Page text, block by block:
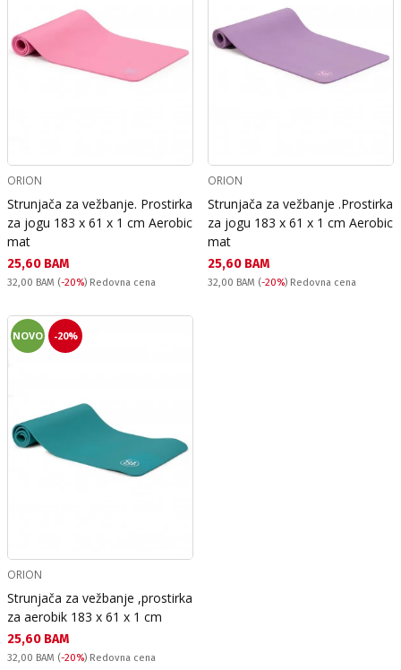
ORION
Strunjača za vežbanje. Prostirka
za jogu 183 х 61 х 1 cm Aerobic
mat
Текуща цена:
25,60 BAM
Redovna cena:
32,00 BAM (-20%) Redovna cena
ORION
Strunjača za vežbanje .Prostirka
za jogu 183 х 61 х 1 cm Aerobic
mat
Текуща цена:
25,60 BAM
Redovna cena:
32,00 BAM (-20%) Redovna cena
NOVO -20%
ORION
Strunjača za vežbanje ,prostirka
za aerobik 183 x 61 x 1 cm
Текуща цена:
25,60 BAM
Redovna cena:
32,00 BAM (-20%) Redovna cena